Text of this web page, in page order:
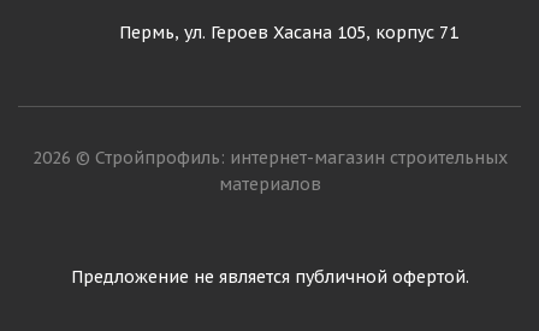
Пермь, ул. Героев Хасана 105, корпус 71
2026 © Стройпрофиль: интернет-магазин строительных
материалов
Предложение не является публичной офертой.